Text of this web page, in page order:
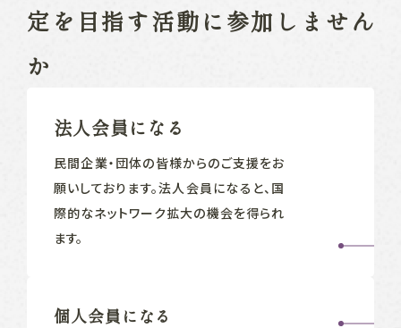
定を目指す活動に参加しません
か
法人会員になる
民間企業‧団体の皆様からのご支援をお
願いしております。法人会員になると、国
際的なネットワーク拡大の機会を得られ
ます。
個人会員になる